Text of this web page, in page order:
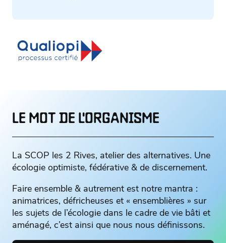
LE MOT DE L'ORGANISME
La SCOP les 2 Rives, atelier des alternatives. Une
écologie optimiste, fédérative & de discernement.
Faire ensemble & autrement est notre mantra :
animatrices, défricheuses et « ensemblières » sur
les sujets de l’écologie dans le cadre de vie bâti et
aménagé, c’est ainsi que nous nous définissons.